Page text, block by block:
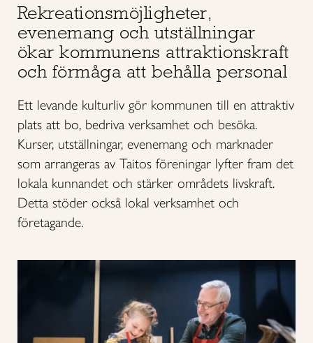
Rekreationsmöjligheter,
evenemang och utställningar
ökar kommunens attraktionskraft
och förmåga att behålla personal
Ett levande kulturliv gör kommunen till en attraktiv
plats att bo, bedriva verksamhet och besöka.
Kurser, utställningar, evenemang och marknader
som arrangeras av Taitos föreningar lyfter fram det
lokala kunnandet och stärker områdets livskraft.
Detta stöder också lokal verksamhet och
företagande.